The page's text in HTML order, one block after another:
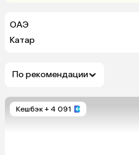
ОАЭ
Катар
По рекомендации
Кешбэк + 4 091